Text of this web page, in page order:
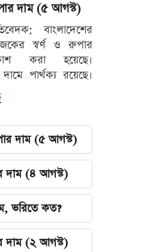
দাম (৫ আগস্ট)
বাংলাদেশের
স্বর্ণ ও রুপার
করা হয়েছে।
পার্থক্য রয়েছে।
দাম (৫ আগস্ট)
দাম (৪ আগস্ট)
ভরিতে কত?
দাম (২ আগস্ট)